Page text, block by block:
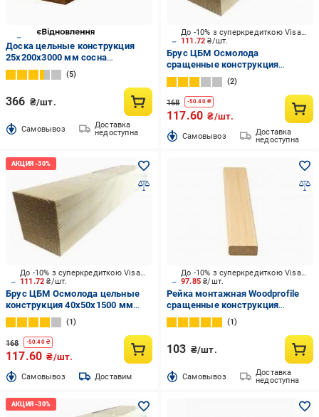
Доска цельные конструкция
25х200х3000 мм сосна
обработанная
5
366 ₴/шт.
Cамовывоз
Доставка
недоступна
111.72₴/шт.
До -10% з суперкредиткою Visa Вигода
Брус ЦБМ Осмолода
сращенные конструкция
30х40х2500 мм карпатская ель
2
168 -50.40₴
117.60 ₴/шт.
Cамовывоз
Доставка
недоступна
111.72₴/шт.
До -10% з суперкредиткою Visa Вигода
Брус ЦБМ Осмолода цельные
конструкция 40х50х1500 мм
карпатская ель
1
168 -50.40₴
117.60 ₴/шт.
Cамовывоз Доставим
97.85₴/шт.
До -10% з суперкредиткою Visa Вигода
Рейка монтажная Woodprofile
сращенные конструкция
12х35х2400 мм липа
1
103 ₴/шт.
Cамовывоз
Доставка
недоступна